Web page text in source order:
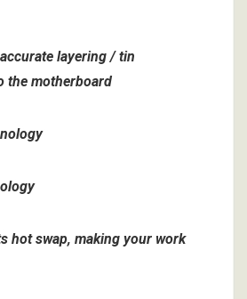
layering / tin
the motherboard
hot swap, making your work